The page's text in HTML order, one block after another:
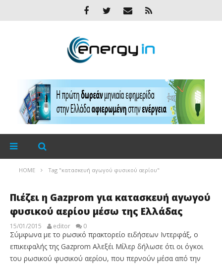
HOME Tag "κατασκευή αγωγού φυσικού αερίου"
Πιέζει η Gazprom για κατασκευή αγωγού
φυσικού αερίου μέσω της Ελλάδας
15/01/2015 editor 0
Σύμφωνα με το ρωσικό πρακτορείο ειδήσεων Ιντερφάξ, ο
επικεφαλής της Gazprom Αλεξέι Μίλερ δήλωσε ότι οι όγκοι
του ρωσικού φυσικού αερίου, που περνούν μέσα από την